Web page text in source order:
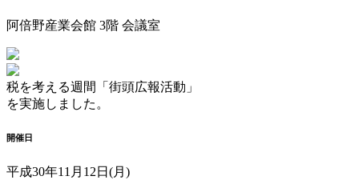
阿倍野産業会館 3階 会議室
税を考える週間「街頭広報活動」
を実施しました。
開催日
平成30年11月12日(月)